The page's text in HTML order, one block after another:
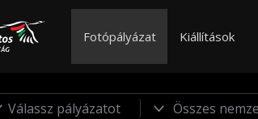
Fotópályázat Kiállítások
Válassz pályázatot